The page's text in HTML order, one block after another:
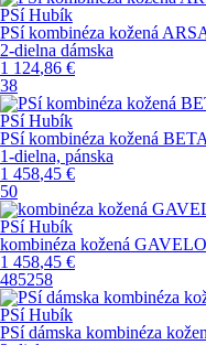
PSí Hubík
PSí kombinéza kožená
2-dielna dámska
1 124,86 €
38
PSí Hubík
PSí kombinéza kožená BETA
1-dielna, pánska
1 458,45 €
50
PSí Hubík
kombinéza kožená
1 458,45 €
485258
PSí Hubík
PSí dámska kombinéza